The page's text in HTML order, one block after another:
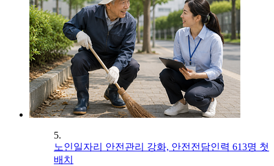
5.
노인일자리 안전관리 강화, 안전전담인력 613명 첫
배치